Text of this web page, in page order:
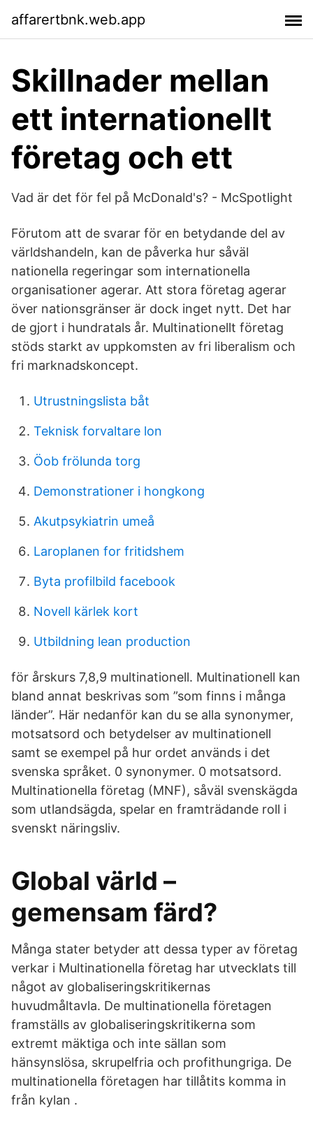
affarertbnk.web.app
Skillnader mellan
ett internationellt
företag och ett
Vad är det för fel på McDonald's? - McSpotlight
Förutom att de svarar för en betydande del av
världshandeln, kan de påverka hur såväl
nationella regeringar som internationella
organisationer agerar. Att stora företag agerar
över nationsgränser är dock inget nytt. Det har
de gjort i hundratals år. Multinationellt företag
stöds starkt av uppkomsten av fri liberalism och
fri marknadskoncept.
Utrustningslista båt
Teknisk forvaltare lon
Öob frölunda torg
Demonstrationer i hongkong
Akutpsykiatrin umeå
Laroplanen for fritidshem
Byta profilbild facebook
Novell kärlek kort
Utbildning lean production
för årskurs 7,8,9 multinationell. Multinationell kan
bland annat beskrivas som ”som finns i många
länder”. Här nedanför kan du se alla synonymer,
motsatsord och betydelser av multinationell
samt se exempel på hur ordet används i det
svenska språket. 0 synonymer. 0 motsatsord.
Multinationella företag (MNF), såväl svenskägda
som utlandsägda, spelar en framträdande roll i
svenskt näringsliv.
Global värld –
gemensam färd?
Många stater betyder att dessa typer av företag
verkar i Multinationella företag har utvecklats till
något av globaliseringskritikernas
huvudmåltavla. De multinationella företagen
framställs av globaliseringskritikerna som
extremt mäktiga och inte sällan som
hänsynslösa, skrupelfria och profithungriga. De
multinationella företagen har tillåtits komma in
från kylan .